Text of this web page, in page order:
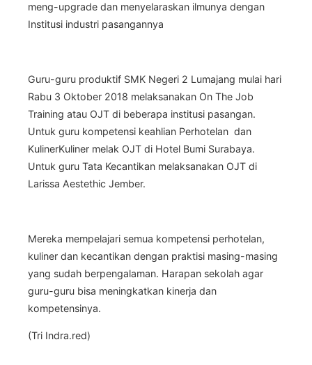
meng-upgrade dan menyelaraskan ilmunya dengan
Institusi industri pasangannya
Guru-guru produktif SMK Negeri 2 Lumajang mulai hari
Rabu 3 Oktober 2018 melaksanakan On The Job
Training atau OJT di beberapa institusi pasangan.
Untuk guru kompetensi keahlian Perhotelan dan
KulinerKuliner melak OJT di Hotel Bumi Surabaya.
Untuk guru Tata Kecantikan melaksanakan OJT di
Larissa Aestethic Jember.
Mereka mempelajari semua kompetensi perhotelan,
kuliner dan kecantikan dengan praktisi masing-masing
yang sudah berpengalaman. Harapan sekolah agar
guru-guru bisa meningkatkan kinerja dan
kompetensinya.
(Tri Indra.red)